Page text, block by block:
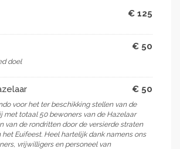
€ 125
€ 50
doel
€ 50
voor het ter beschikking stellen van de
met totaal 50 bewoners van de Hazelaar
van de rondritten door de versierde straten
het Euifeest. Heel hartelijk dank namens ons
vrijwilligers en personeel van